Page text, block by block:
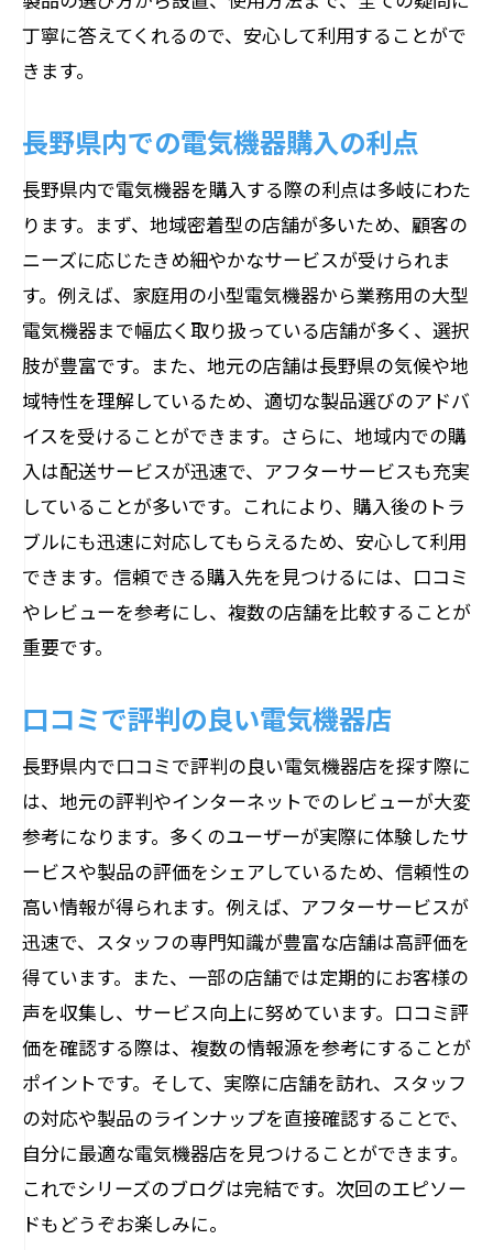
丁寧に答えてくれるので、安心して利用することがで
きます。
長野県内での電気機器購入の利点
長野県内で電気機器を購入する際の利点は多岐にわた
ります。まず、地域密着型の店舗が多いため、顧客の
ニーズに応じたきめ細やかなサービスが受けられま
す。例えば、家庭用の小型電気機器から業務用の大型
電気機器まで幅広く取り扱っている店舗が多く、選択
肢が豊富です。また、地元の店舗は長野県の気候や地
域特性を理解しているため、適切な製品選びのアドバ
イスを受けることができます。さらに、地域内での購
入は配送サービスが迅速で、アフターサービスも充実
していることが多いです。これにより、購入後のトラ
ブルにも迅速に対応してもらえるため、安心して利用
できます。信頼できる購入先を見つけるには、口コミ
やレビューを参考にし、複数の店舗を比較することが
重要です。
口コミで評判の良い電気機器店
長野県内で口コミで評判の良い電気機器店を探す際に
は、地元の評判やインターネットでのレビューが大変
参考になります。多くのユーザーが実際に体験したサ
ービスや製品の評価をシェアしているため、信頼性の
高い情報が得られます。例えば、アフターサービスが
迅速で、スタッフの専門知識が豊富な店舗は高評価を
得ています。また、一部の店舗では定期的にお客様の
声を収集し、サービス向上に努めています。口コミ評
価を確認する際は、複数の情報源を参考にすることが
ポイントです。そして、実際に店舗を訪れ、スタッフ
の対応や製品のラインナップを直接確認することで、
自分に最適な電気機器店を見つけることができます。
これでシリーズのブログは完結です。次回のエピソー
ドもどうぞお楽しみに。